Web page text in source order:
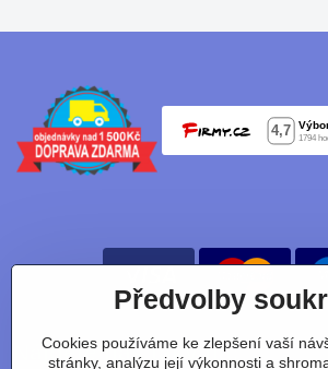
Nájdete nás taky na:
Předvolby
Cookies používáme ke zlepšení vaší
stránky, analýzu její výkonnosti a